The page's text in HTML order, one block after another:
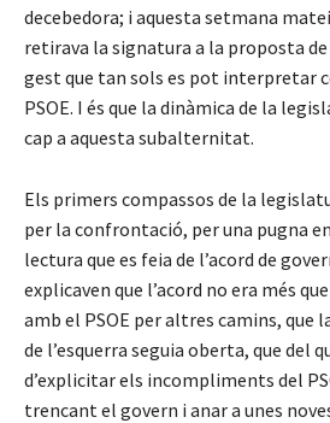
decebedora; i aquesta setmana
retirava la signatura a la proposta
gest que tan sols es pot interpretar
PSOE. I és que la dinàmica de la
cap a aquesta subalternitat.
Els primers compassos de la
per la confrontació, per una pugna
lectura que es feia de l’acord de
explicaven que l’acord no era més
amb el PSOE per altres camins, que
de l’esquerra seguia oberta, que del
d’explicitar els incompliments del
trencant el govern i anar a unes